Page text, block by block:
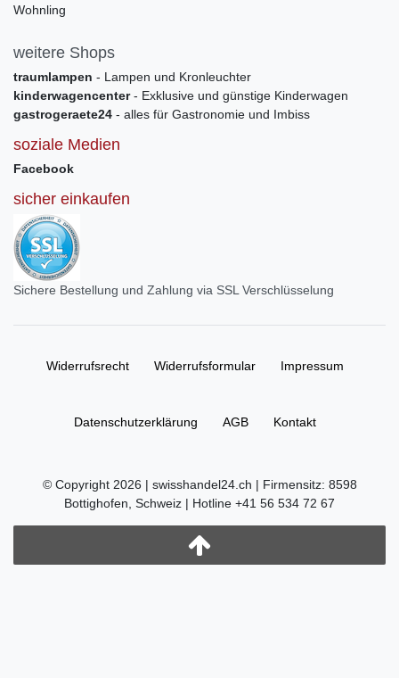
Wohnling
weitere Shops
traumlampen - Lampen und Kronleuchter
kinderwagencenter- Exklusive und günstige Kinderwagen
gastrogeraete24 - alles für Gastronomie und Imbiss
soziale Medien
Facebook
sicher einkaufen
Sichere Bestellung und Zahlung via SSL Verschlüsselung
Widerrufs­recht Widerrufs­formular Impressum
Daten­schutz­erklärung AGB Kontakt
© Copyright 2026 | swisshandel24.ch | Firmensitz: 8598
Bottighofen, Schweiz | Hotline +41 56 534 72 67